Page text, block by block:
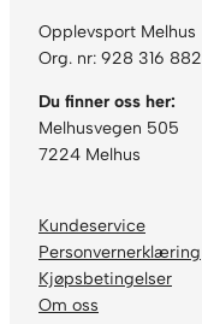
Opplevsport Melhus
Org. nr: 928 316 882
Du finner oss her:
Melhusvegen 505
7224 Melhus
Kundeservice
Personvernerklæring
Kjøpsbetingelser
Om oss